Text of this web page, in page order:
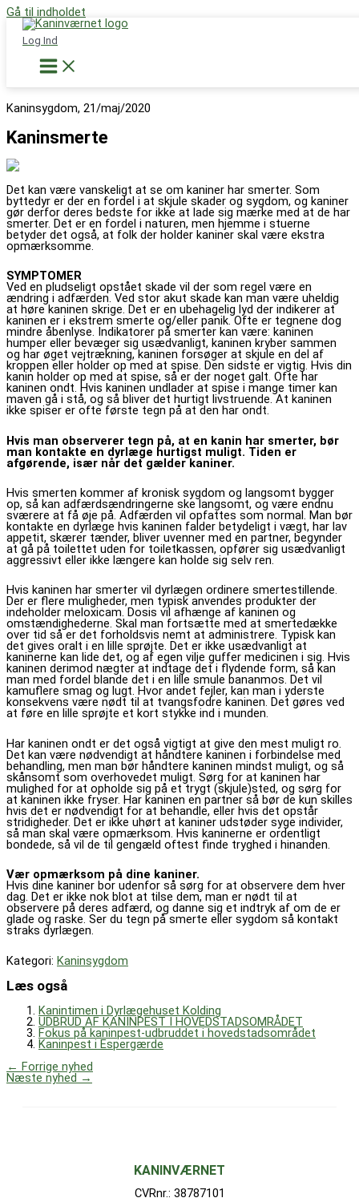
Gå til indholdet
Log Ind
Støt nu
Kaninsmerte
Kaninsygdom, 21/maj/2020
Kaninsmerte
Det kan være vanskeligt at se om kaniner har smerter. Som
byttedyr er der en fordel i at skjule skader og sygdom, og kaniner
gør derfor deres bedste for ikke at lade sig mærke med at de har
smerter. Det er en fordel i naturen, men hjemme i stuerne
betyder det også, at folk der holder kaniner skal være ekstra
opmærksomme.
SYMPTOMER
Ved en pludseligt opstået skade vil der som regel være en
ændring i adfærden. Ved stor akut skade kan man være uheldig
at høre kaninen skrige. Det er en ubehagelig lyd der indikerer at
kaninen er i ekstrem smerte og/eller panik. Ofte er tegnene dog
mindre åbenlyse. Indikatorer på smerter kan være: kaninen
humper eller bevæger sig usædvanligt, kaninen kryber sammen
og har øget vejtrækning, kaninen forsøger at skjule en del af
kroppen eller holder op med at spise. Den sidste er vigtig. Hvis din
kanin holder op med at spise, så er der noget galt. Ofte har
kaninen ondt. Hvis kaninen undlader at spise i mange timer kan
maven gå i stå, og så bliver det hurtigt livstruende. At kaninen
ikke spiser er ofte første tegn på at den har ondt.
Hvis man observerer tegn på, at en kanin har smerter, bør
man kontakte en dyrlæge hurtigst muligt. Tiden er
afgørende, især når det gælder kaniner.
Hvis smerten kommer af kronisk sygdom og langsomt bygger
op, så kan adfærdsændringerne ske langsomt, og være endnu
sværere at få øje på. Adfærden vil opfattes som normal. Man bør
kontakte en dyrlæge hvis kaninen falder betydeligt i vægt, har lav
appetit, skærer tænder, bliver uvenner med en partner, begynder
at gå på toilettet uden for toiletkassen, opfører sig usædvanligt
aggressivt eller ikke længere kan holde sig selv ren.
Hvis kaninen har smerter vil dyrlægen ordinere smertestillende.
Der er flere muligheder, men typisk anvendes produkter der
indeholder meloxicam. Dosis vil afhænge af kaninen og
omstændighederne. Skal man fortsætte med at smertedække
over tid så er det forholdsvis nemt at administrere. Typisk kan
det gives oralt i en lille sprøjte. Det er ikke usædvanligt at
kaninerne kan lide det, og af egen vilje guffer medicinen i sig. Hvis
kaninen derimod nægter at indtage det i flydende form, så kan
man med fordel blande det i en lille smule bananmos. Det vil
kamuflere smag og lugt. Hvor andet fejler, kan man i yderste
konsekvens være nødt til at tvangsfodre kaninen. Det gøres ved
at føre en lille sprøjte et kort stykke ind i munden.
Har kaninen ondt er det også vigtigt at give den mest muligt ro.
Det kan være nødvendigt at håndtere kaninen i forbindelse med
behandling, men man bør håndtere kaninen mindst muligt, og så
skånsomt som overhovedet muligt. Sørg for at kaninen har
mulighed for at opholde sig på et trygt (skjule)sted, og sørg for
at kaninen ikke fryser. Har kaninen en partner så bør de kun skilles
hvis det er nødvendigt for at behandle, eller hvis det opstår
stridigheder. Det er ikke uhørt at kaniner udstøder syge individer,
så man skal være opmærksom. Hvis kaninerne er ordentligt
bondede, så vil de til gengæld oftest finde tryghed i hinanden.
Vær opmærksom på dine kaniner.
Hvis dine kaniner bor udenfor så sørg for at observere dem hver
dag. Det er ikke nok blot at tilse dem, man er nødt til at
observere på deres adfærd, og danne sig et indtryk af om de er
glade og raske. Ser du tegn på smerte eller sygdom så kontakt
straks dyrlægen.
Kategori: Kaninsygdom
Læs også
Kanintimen i Dyrlægehuset Kolding
UDBRUD AF KANINPEST I HOVEDSTADSOMRÅDET
Fokus på kaninpest-udbruddet i hovedstadsområdet
Kaninpest i Espergærde
← Forrige nyhed
Næste nyhed →
KANINVÆRNET
CVRnr.: 38787101